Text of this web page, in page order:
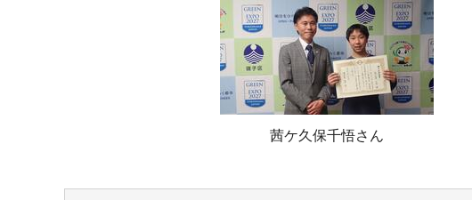
茜ケ久保千悟さん